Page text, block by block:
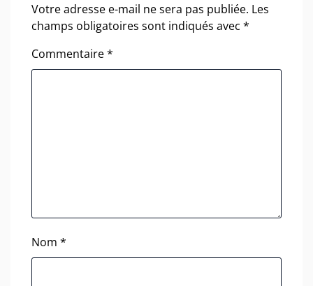
Votre adresse e-mail ne sera pas publiée. Les
champs obligatoires sont indiqués avec *
Commentaire*
Nom *